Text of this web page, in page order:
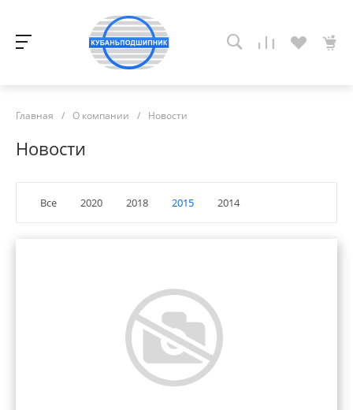
Главная / О компании / Новости
Новости
Все 2020 2018 2015 2014